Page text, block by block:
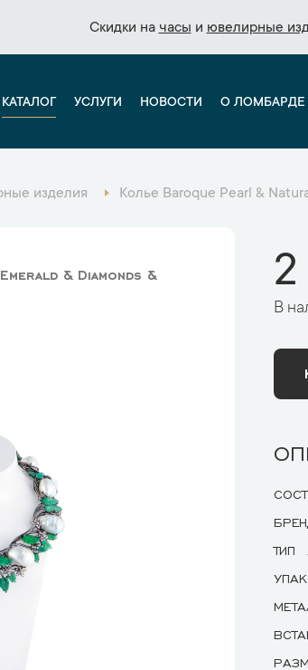
Скидки на часы и ювелирные
Скидки на часы и ювелирные
КАТАЛОГ УСЛУГИ НОВОСТИ О ЛОМБАРДЕ
изделия Колье Baroque Pearl &
& Diamonds &
В
ТИП